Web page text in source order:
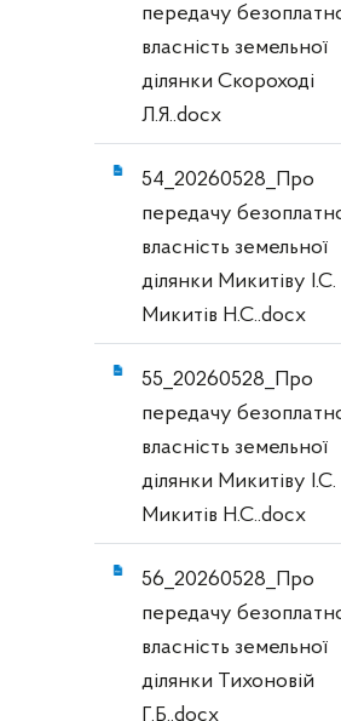
передачу
власність земельної
ділянки Скороході
Л.Я..docx
54_20260528_Про
передачу
власність земельної
ділянки Микитіву І.С.
Микитів Н.С..docx
55_20260528_Про
передачу
власність земельної
ділянки Микитіву І.С.
Микитів Н.С..docx
56_20260528_Про
передачу
власність земельної
ділянки Тихоновій
Г.Б..docx